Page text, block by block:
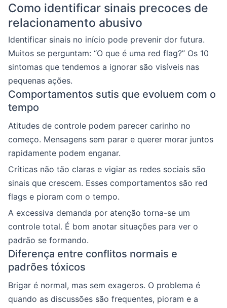
Como identificar sinais precoces de
relacionamento abusivo
Identificar sinais no início pode prevenir dor futura.
Muitos se perguntam: “O que é uma red flag?” Os 10
sintomas que tendemos a ignorar são visíveis nas
pequenas ações.
Comportamentos sutis que evoluem com o
tempo
Atitudes de controle podem parecer carinho no
começo. Mensagens sem parar e querer morar juntos
rapidamente podem enganar.
Críticas não tão claras e vigiar as redes sociais são
sinais que crescem. Esses comportamentos são red
flags e pioram com o tempo.
A excessiva demanda por atenção torna-se um
controle total. É bom anotar situações para ver o
padrão se formando.
Diferença entre conflitos normais e
padrões tóxicos
Brigar é normal, mas sem exageros. O problema é
quando as discussões são frequentes, pioram e a